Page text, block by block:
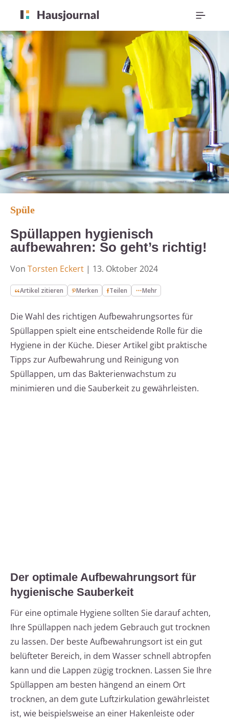
Spüle
Spüllappen hygienisch
aufbewahren: So geht’s richtig!
Von Torsten Eckert | 13. Oktober 2024
Artikel zitieren Merken Teilen Mehr
Die Wahl des richtigen Aufbewahrungsortes für
Spüllappen spielt eine entscheidende Rolle für die
Hygiene in der Küche. Dieser Artikel gibt praktische
Tipps zur Aufbewahrung und Reinigung von
Spüllappen, um das Bakterienwachstum zu
minimieren und die Sauberkeit zu gewährleisten.
Der optimale Aufbewahrungsort für
hygienische Sauberkeit
Für eine optimale Hygiene sollten Sie darauf achten,
Ihre Spüllappen nach jedem Gebrauch gut trocknen
zu lassen. Der beste Aufbewahrungsort ist ein gut
belüfteter Bereich, in dem Wasser schnell abtropfen
kann und die Lappen zügig trocknen. Lassen Sie Ihre
Spüllappen am besten hängend an einem Ort
trocknen, an dem gute Luftzirkulation gewährleistet
ist, wie beispielsweise an einer Hakenleiste oder